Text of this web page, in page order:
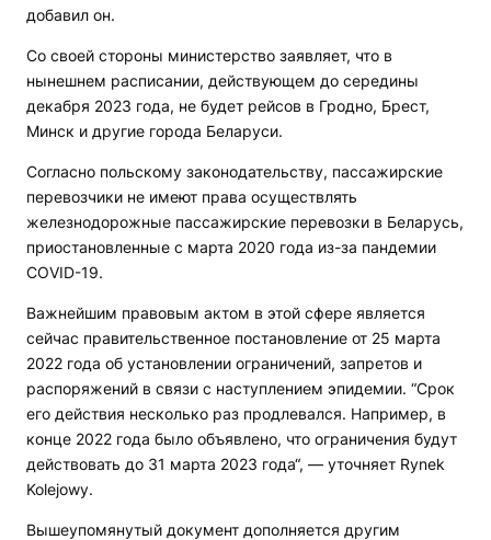
добавил он.
Со своей стороны министерство заявляет, что в
нынешнем расписании, действующем до середины
декабря 2023 года, не будет рейсов в Гродно, Брест,
Минск и другие города Беларуси.
Согласно польскому законодательству, пассажирские
перевозчики не имеют права осуществлять
железнодорожные пассажирские перевозки в Беларусь,
приостановленные с марта 2020 года из-за пандемии
COVID-19.
Важнейшим правовым актом в этой сфере является
сейчас правительственное постановление от 25 марта
2022 года об установлении ограничений, запретов и
распоряжений в связи с наступлением эпидемии. “Срок
его действия несколько раз продлевался. Например, в
конце 2022 года было объявлено, что ограничения будут
действовать до 31 марта 2023 года“, — уточняет Rynek
Kolejowy.
Вышеупомянутый документ дополняется другим